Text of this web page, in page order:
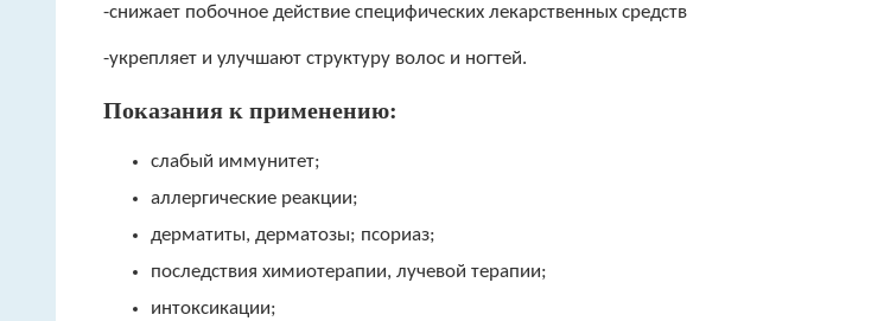
-снижает побочное действие специфических лекарственных средств
-укрепляет и улучшают структуру волос и ногтей.
Показания к применению:
слабый иммунитет;
аллергические реакции;
дерматиты, дерматозы; псориаз;
последствия химиотерапии, лучевой терапии;
интоксикации;